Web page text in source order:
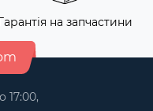
на запчастини
17:00,